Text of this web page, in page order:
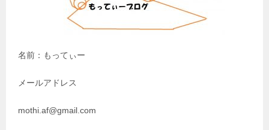
名前：もってぃー
メールアドレス
mothi.af@gmail.com